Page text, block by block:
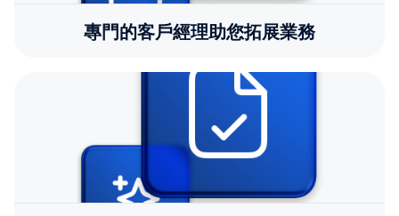
專門的客戶經理助您拓展業務